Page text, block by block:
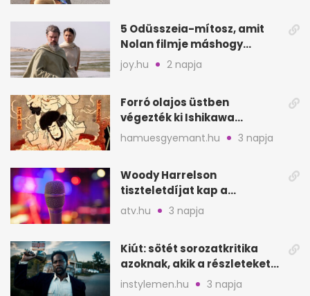
5 Odüsszeia-mítosz, amit
Nolan filmje máshogy
mutat, mint Homérosz
joy.hu 2 napja
Forró olajos üstben
végezték ki Ishikawa
Goemont, Japán Robin
Hoodját
hamuesgyemant.hu 3 napja
Woody Harrelson
tiszteletdíjat kap a
Szarajevói Filmfesztiválon
atv.hu 3 napja
Kiút: sötét sorozatkritika
azoknak, akik a részleteket
keresik
instylemen.hu 3 napja